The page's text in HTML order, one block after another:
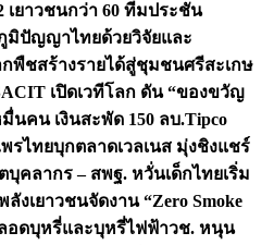
เยาวชนกว่า 60 ทีมประชัน
มิปัญญาไทยด้วยวิจัยและ
พืชสร้างรายได้สู่ชุมชนศรีสะเกษ
เปิดเวทีโลก ดัน “ของขวัญ
นคน เงินสะพัด 150 ลบ.Tipco
รไทยบุกตลาดเวลเนส มุ่งชิงแชร์
บุคลากร – สพฐ. หวั่นเด็กไทยเริ่ม
งเยาวชนจัดงาน “Zero Smoke
อดบุหรี่และบุหรี่ไฟฟ้าวช. หนุน